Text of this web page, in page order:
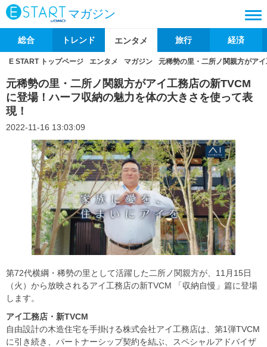
マガジン
総合 トレンド エンタメ 旅行 経済
E START トップページ エンタメ マガジン 元稀勢の里・二所ノ関親方がア
元稀勢の里・二所ノ関親方がアイ工務店の新TVCM
に登場！ハーフ収納の魅力を体の大きさを使って表
現！
2022-11-16 13:03:09
第72代横綱・稀勢の里として活躍した二所ノ関親方が、11月15日
（火）から放映されるアイ工務店の新TVCM 「収納自慢」篇に登場
します。
アイ工務店・新TVCM
自由設計の木造住宅を手掛ける株式会社アイ工務店は、第1弾TVCM
に引き続き、パートナーシップ契約を結ぶ、スペシャルアドバイザ